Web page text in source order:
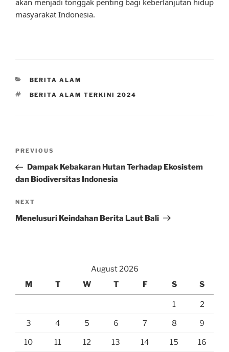
masyarakat Indonesia.
CATEGORIES
BERITA ALAM
TAGS
BERITA ALAM TERKINI 2024
Previous
Post
PREVIOUS
Dampak Kebakaran Hutan Terhadap Ekosistem
dan Biodiversitas Indonesia
Next
Post
NEXT
Menelusuri Keindahan Berita Laut Bali
August 2026
M
T W T F S S
1 2
3 4 5 6 7 8 9
10 11 12 13 14 15 16